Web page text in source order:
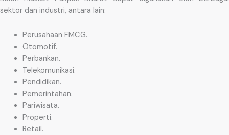
sektor dan industri, antara lain:
Perusahaan FMCG.
Otomotif.
Perbankan.
Telekomunikasi.
Pendidikan.
Pemerintahan.
Pariwisata.
Properti.
Retail.